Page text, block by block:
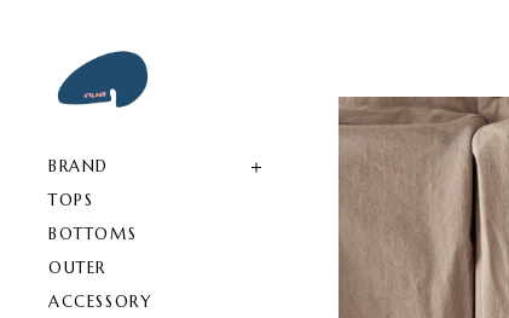
BRAND
TOPS
BOTTOMS
OUTER
ACCESSORY